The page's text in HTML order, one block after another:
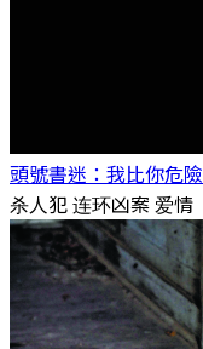
頭號書迷：我比你危險
杀人犯 连环凶案 爱情